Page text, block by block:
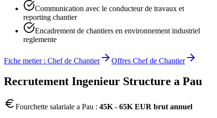
Communication avec le conducteur de travaux et
reporting chantier
Encadrement de chantiers en environnement industriel
reglemente
Fiche metier : Chef de Chantier Offres Chef de Chantier
Recrutement Ingenieur Structure a Pau
Fourchette salariale a Pau : 45K - 65K EUR brut annuel